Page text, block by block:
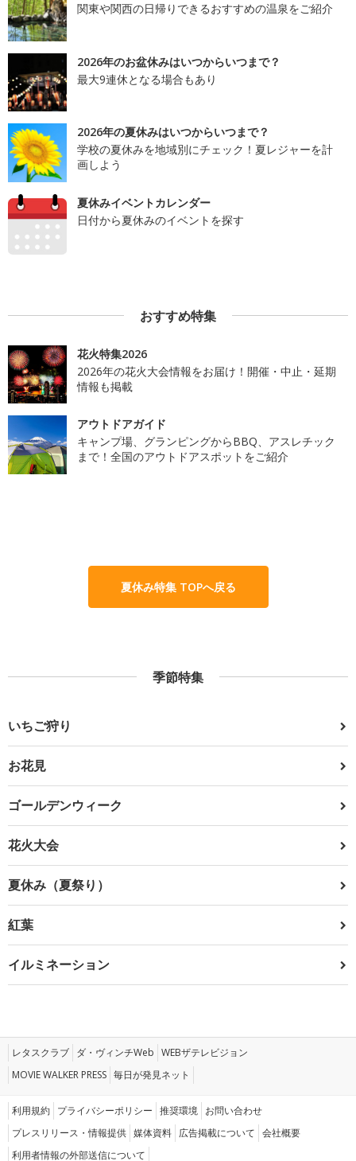
関東や関西の日帰りできるおすすめの温泉をご紹介
2026年のお盆休みはいつからいつまで？
最大9連休となる場合もあり
2026年の夏休みはいつからいつまで？
学校の夏休みを地域別にチェック！夏レジャーを計
画しよう
夏休みイベントカレンダー
日付から夏休みのイベントを探す
おすすめ特集
花火特集2026
2026年の花火大会情報をお届け！開催・中止・延期
情報も掲載
アウトドアガイド
キャンプ場、グランピングからBBQ、アスレチック
まで！全国のアウトドアスポットをご紹介
夏休み特集 TOPへ戻る
季節特集
いちご狩り
お花見
ゴールデンウィーク
花火大会
夏休み（夏祭り）
紅葉
イルミネーション
レタスクラブ ダ・ヴィンチWeb WEBザテレビジョン
MOVIE WALKER PRESS 毎日が発見ネット
利用規約 プライバシーポリシー 推奨環境 お問い合わせ
プレスリリース・情報提供 媒体資料 広告掲載について 会社概要
利用者情報の外部送信について